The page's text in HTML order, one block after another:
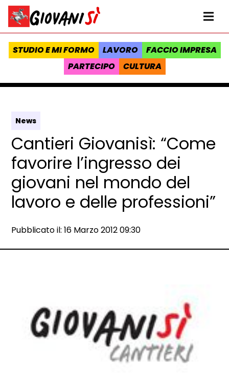
Vai al contenuto
Homepage Giovanisì - Progetto della Regione Toscana
STUDIO E MI FORMO LAVORO
FACCIO IMPRESA
PARTECIPO
CULTURA
News
Cantieri Giovanisì: “Come
favorire l’ingresso dei
giovani nel mondo del
lavoro e delle professioni”
Data e ora:
Pubblicato il: 16 Marzo 2012 09:30